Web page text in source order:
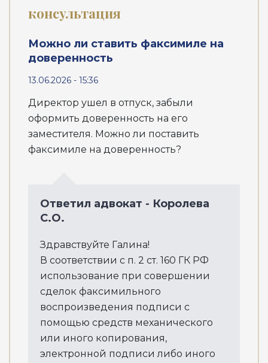
консультация
Можно ли ставить факсимиле на
доверенность
13.06.2026 - 15:36
Директор ушел в отпуск, забыли
оформить доверенность на его
заместителя. Можно ли поставить
факсимиле на доверенность?
Ответил адвокат - Королева
С.О.
Здравствуйте Галина!
В соответствии с п. 2 ст. 160 ГК РФ
использование при совершении
сделок факсимильного
воспроизведения подписи с
помощью средств механического
или иного копирования,
электронной подписи либо иного